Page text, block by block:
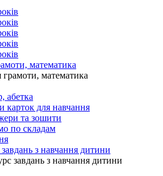
математика
математика
абетка
карток для навчання
та зошити
по складам
з навчання дитини
завдань з навчання дитини